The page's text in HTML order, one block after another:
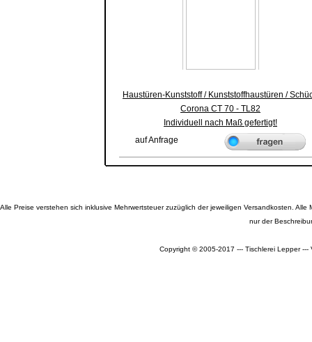
Haustüren-Kunststoff / Kunststoffhaustüren /
Corona CT 70 - TL82
Individuell nach Maß gefertigt!
auf Anfrage
Alle Preise verstehen sich inklusive Mehrwertsteuer zuzüglich der jeweiligen Versandkosten.
nur der
Copyright © 2005-2017 --- Tischlerei Lepper